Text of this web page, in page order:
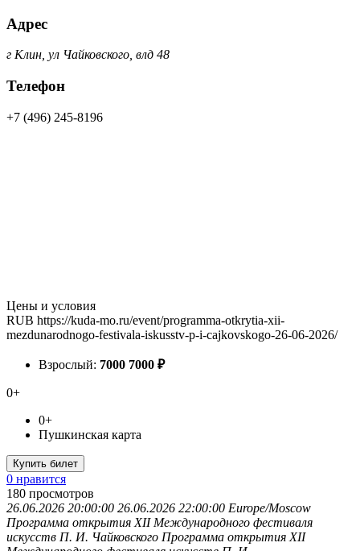
Адрес
г Клин, ул Чайковского, влд 48
Телефон
+7 (496) 245-8196
Цены и условия
RUB https://kuda-mo.ru/event/programma-otkrytia-xii-
mezdunarodnogo-festivala-iskusstv-p-i-cajkovskogo-26-06-2026/
Взрослый: 7000 7000 ₽
0+
0+
Пушкинская карта
Купить билет
0 нравится
180 просмотров
26.06.2026 20:00:00 26.06.2026 22:00:00 Europe/Moscow
Программа открытия XII Международного фестиваля
искусств П. И. Чайковского Программа открытия XII